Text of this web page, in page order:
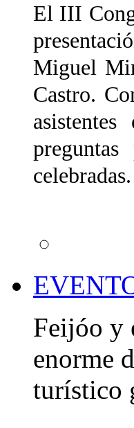
El III
Miguel
Castro.
celebradas.
Feijóo y
enorme
turístico